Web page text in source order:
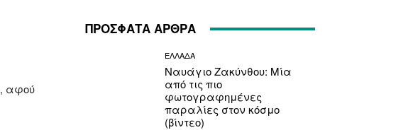
, αφού
ΠΡΟΣΦΑΤΑ ΑΡΘΡΑ
ΕΛΛΑΔΑ
Ναυάγιο Ζακύνθου: Μία
από τις πιο
φωτογραφημένες
παραλίες στον κόσμο
(βίντεο)